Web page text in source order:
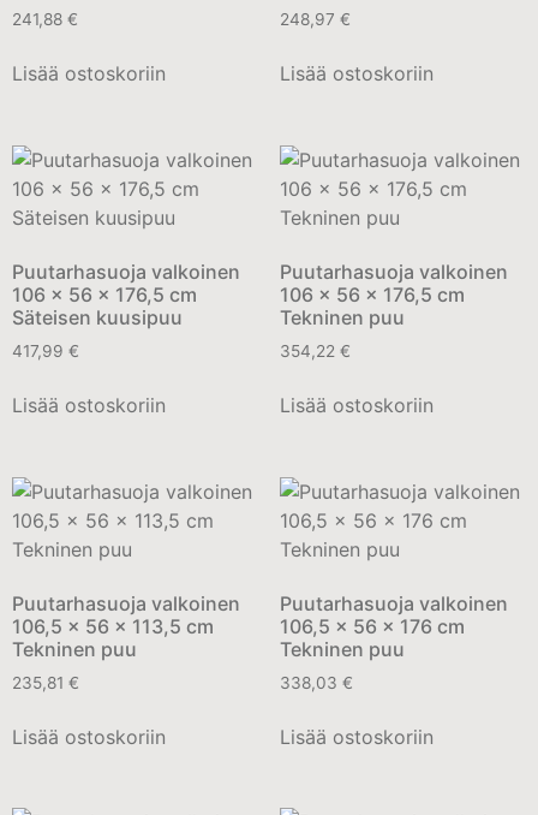
241,88 €
Lisää ostoskoriin
248,97 €
Lisää ostoskoriin
Puutarhasuoja valkoinen
106 x 56 x 176,5 cm
Säteisen kuusipuu
417,99 €
Lisää ostoskoriin
Puutarhasuoja valkoinen
106 x 56 x 176,5 cm
Tekninen puu
354,22 €
Lisää ostoskoriin
Puutarhasuoja valkoinen
106,5 x 56 x 113,5 cm
Tekninen puu
235,81 €
Lisää ostoskoriin
Puutarhasuoja valkoinen
106,5 x 56 x 176 cm
Tekninen puu
338,03 €
Lisää ostoskoriin